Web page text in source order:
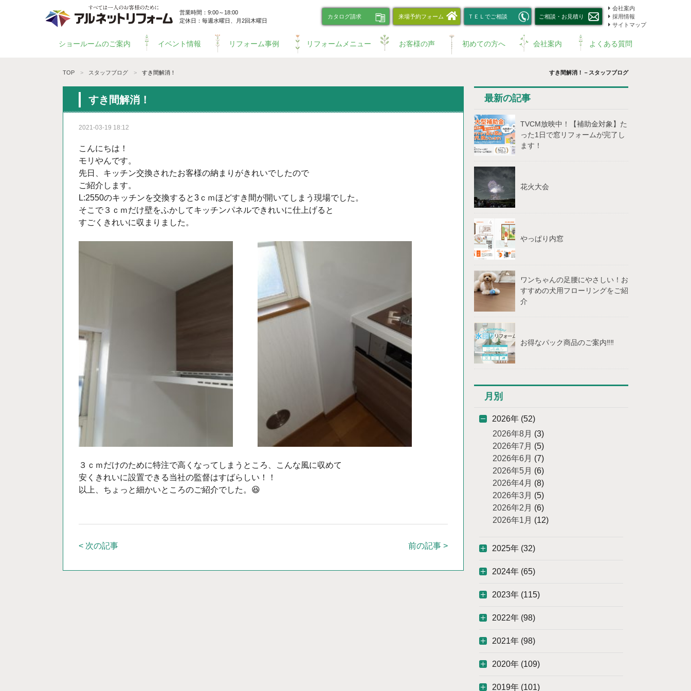
営業時間：9:00～18:00
定休日：毎週水曜日、
月2回木曜日
カタログ請求 来場予約フォーム ＴＥＬでご相談 ご相談・お見積り
会社案内
採用情報
サイトマップ
ショールームのご案内 イベント情報 リフォーム事例 リフォームメニュー お客様の声 初めての方へ 会社案内 よくある質問
すき間解消！－スタッフブログ
TOP スタッフブログ すき間解消！
すき間解消！
2021-03-19 18:12
こんにちは！
モリやんです。
先日、キッチン交換されたお客様の納まりがきれいでしたので
ご紹介します。
L:2550のキッチンを交換すると3ｃｍほどすき間が開いてしまう現場でした。
そこで３ｃｍだけ壁をふかしてキッチンパネルできれいに仕上げると
すごくきれいに収まりました。
３ｃｍだけのために特注で高くなってしまうところ、こんな風に収めて
安くきれいに設置できる当社の監督はすばらしい！！
以上、ちょっと細かいところのご紹介でした。😆
< 次の記事 前の記事 >
最新の記事
TVCM放映中！【補助⾦対象】た
った1⽇で窓リフォームが完了し
ます！
花火大会
やっぱり内窓
ワンちゃんの足腰にやさしい！お
すすめの犬用フローリングをご紹
介
お得なパック商品のご案内‼‼
月別
2026年 (52)
2026年8月 (3)
2026年7月 (5)
2026年6月 (7)
2026年5月 (6)
2026年4月 (8)
2026年3月 (5)
2026年2月 (6)
2026年1月 (12)
2025年 (32)
2024年 (65)
2023年 (115)
2022年 (98)
2021年 (98)
2020年 (109)
2019年 (101)